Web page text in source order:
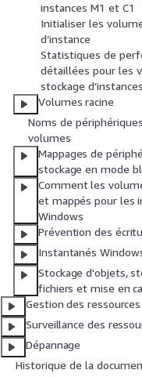
instances M1 et C1
Initialiser les
d’instance
Statistiques de
détaillées pour les
stockage d’instances
Volumes racine
Noms de
volumes
Mappages de
stockage en mode
Comment les
et mappés pour les
Windows
Prévention des
Instantanés
Stockage d'objets,
fichiers et mise en
Gestion des ressources
Surveillance des
Dépannage
Historique de la